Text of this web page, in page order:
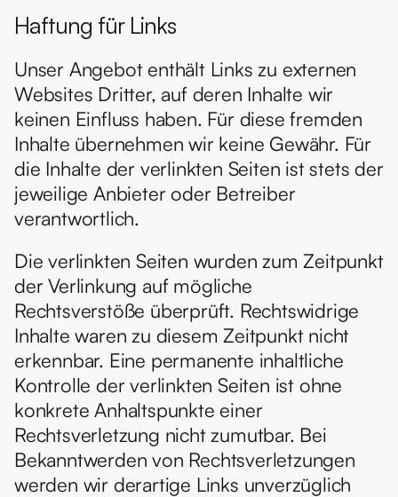
Haftung für Links
Unser Angebot enthält Links zu externen
Websites Dritter, auf deren Inhalte wir
keinen Einfluss haben. Für diese fremden
Inhalte übernehmen wir keine Gewähr. Für
die Inhalte der verlinkten Seiten ist stets der
jeweilige Anbieter oder Betreiber
verantwortlich.
Die verlinkten Seiten wurden zum Zeitpunkt
der Verlinkung auf mögliche
Rechtsverstöße überprüft. Rechtswidrige
Inhalte waren zu diesem Zeitpunkt nicht
erkennbar. Eine permanente inhaltliche
Kontrolle der verlinkten Seiten ist ohne
konkrete Anhaltspunkte einer
Rechtsverletzung nicht zumutbar. Bei
Bekanntwerden von Rechtsverletzungen
werden wir derartige Links unverzüglich